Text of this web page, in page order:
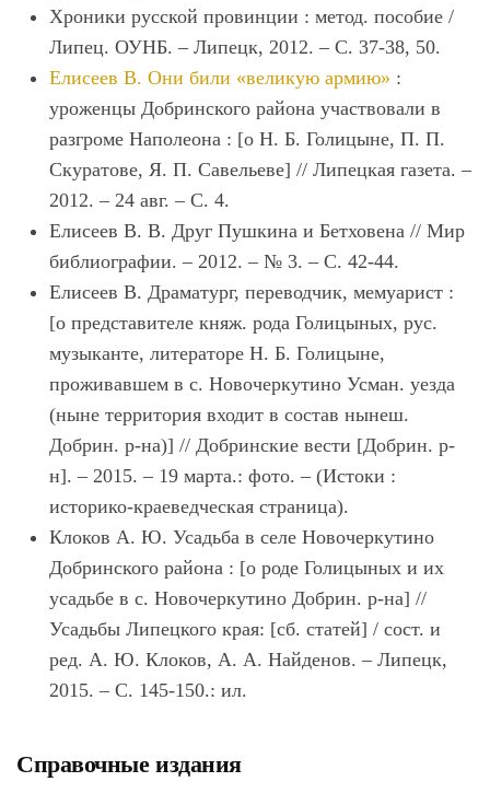
Хроники русской провинции : метод. пособие /
Липец. ОУНБ. – Липецк, 2012. – С. 37-38, 50.
Елисеев В. Они били «великую армию» :
уроженцы Добринского района участвовали в
разгроме Наполеона : [о Н. Б. Голицыне, П. П.
Скуратове, Я. П. Савельеве] // Липецкая газета. –
2012. – 24 авг. – С. 4.
Елисеев В. В. Друг Пушкина и Бетховена // Мир
библиографии. – 2012. – № 3. – С. 42-44.
Елисеев В. Драматург, переводчик, мемуарист :
[о представителе княж. рода Голицыных, рус.
музыканте, литераторе Н. Б. Голицыне,
проживавшем в с. Новочеркутино Усман. уезда
(ныне территория входит в состав нынеш.
Добрин. р-на)] // Добринские вести [Добрин. р-
н]. – 2015. – 19 марта.: фото. – (Истоки :
историко-краеведческая страница).
Клоков А. Ю. Усадьба в селе Новочеркутино
Добринского района : [о роде Голицыных и их
усадьбе в с. Новочеркутино Добрин. р-на] //
Усадьбы Липецкого края: [сб. статей] / сост. и
ред. А. Ю. Клоков, А. А. Найденов. – Липецк,
2015. – С. 145-150.: ил.
Справочные издания